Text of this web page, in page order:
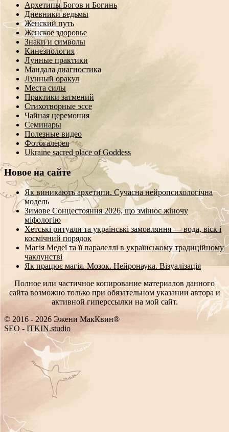
Архетипы Богов и Богинь
Дневники ведьмы
Женский путь
Женское здоровье
Знаки и символы
Кинезиология
Лунные практики
Мандала диагностика
Лунный оракул
Места силы
Практики затмений
Стихотворные эссе
Чайная церемония
Семинары
Полезные видео
Фотогалерея
Ukraine sacred place of Goddess
Новое на сайте
Як виникають архетипи. Сучасна нейропсихологічна
модель
Зимове Сонцестояння 2026, що змінює жіночу
міфологію
Хетські ритуали та українські замовляння — вода, віск і
космічний порядок
Магія Медеї та її паралеллі в українському традиційному
чаклунстві
Як працює магія. Мозок. Нейронаука. Візуалізація
Полное или частичное копирование материалов данного
сайта возможно только при обязательном указании автора и
активной гиперссылки на мой сайт.
© 2016 - 2026 Эжени МакКвин®
SEO - ITKIN.studio